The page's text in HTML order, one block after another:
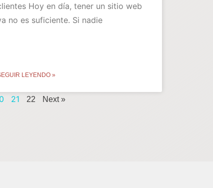
Hoy en día, tener un sitio web
no es suficiente. Si nadie
LEYENDO »
21 22 Next »